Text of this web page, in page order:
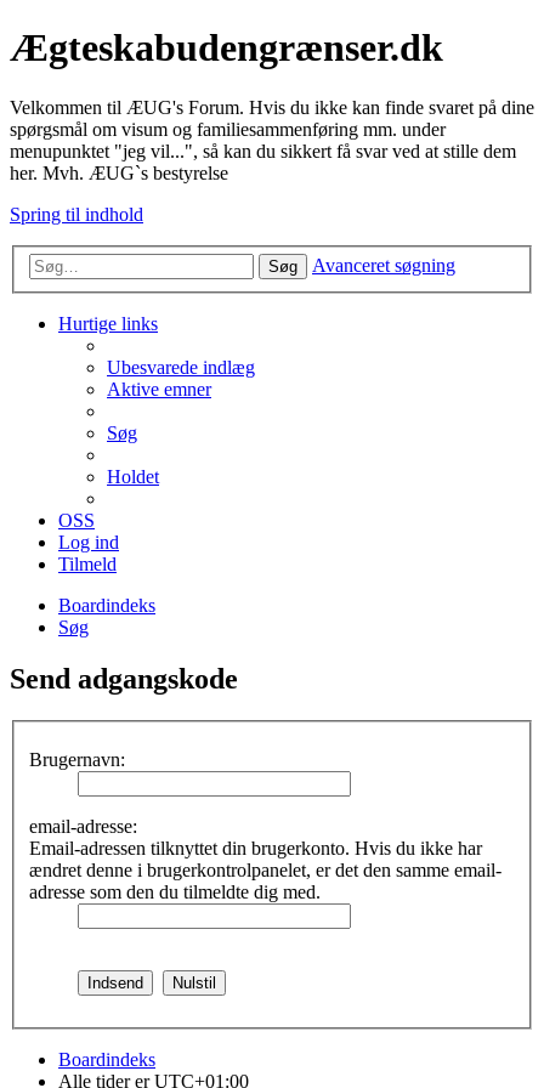
Ægteskabudengrænser.dk
Velkommen til ÆUG's Forum. Hvis du ikke kan finde svaret på dine
spørgsmål om visum og familiesammenføring mm. under
menupunktet "jeg vil...", så kan du sikkert få svar ved at stille dem
her. Mvh. ÆUG`s bestyrelse
Spring til indhold
Søg Avanceret søgning
Hurtige links
Ubesvarede indlæg
Aktive emner
Søg
Holdet
OSS
Log ind
Tilmeld
Boardindeks
Søg
Send adgangskode
Brugernavn:
email-adresse:
Email-adressen tilknyttet din brugerkonto. Hvis du ikke har
ændret denne i brugerkontrolpanelet, er det den samme email-
adresse som den du tilmeldte dig med.
Boardindeks
Alle tider erUTC+01:00